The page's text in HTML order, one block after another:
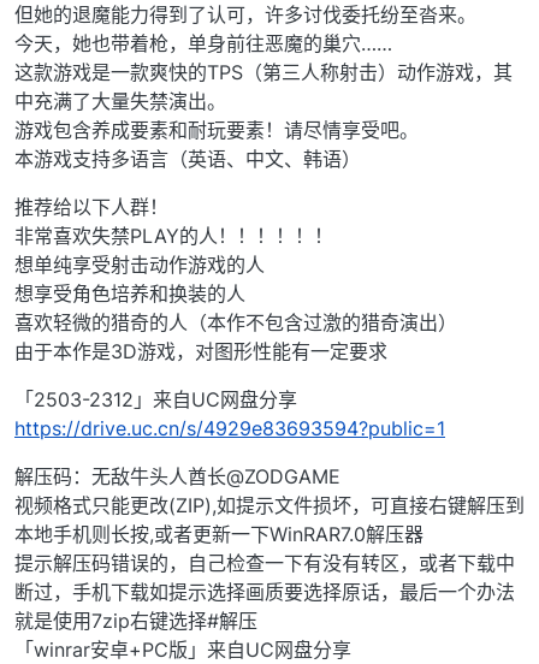
但她的退魔能力得到了认可，许多讨伐委托纷至沓来。
今天，她也带着枪，单身前往恶魔的巢穴……
这款游戏是一款爽快的TPS（第三人称射击）动作游戏，其
中充满了大量失禁演出。
游戏包含养成要素和耐玩要素！请尽情享受吧。
本游戏支持多语言（英语、中文、韩语）
推荐给以下人群！
非常喜欢失禁PLAY的人！！！！！！
想单纯享受射击动作游戏的人
想享受角色培养和换装的人
喜欢轻微的猎奇的人（本作不包含过激的猎奇演出）
由于本作是3D游戏，对图形性能有一定要求
「2503-2312」来自UC网盘分享
https://drive.uc.cn/s/4929e83693594?public=1
解压码：无敌牛头人酋长@ZODGAME
视频格式只能更改(ZIP),如提示文件损坏，可直接右键解压到
本地手机则长按,或者更新一下WinRAR7.0解压器
提示解压码错误的，自己检查一下有没有转区，或者下载中
断过，手机下载如提示选择画质要选择原话，最后一个办法
就是使用7zip右键选择#解压
「winrar安卓+PC版」来自UC网盘分享